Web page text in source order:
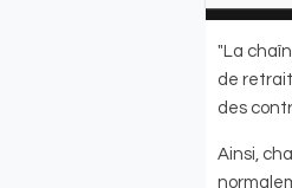
"La
de
des
Ainsi,